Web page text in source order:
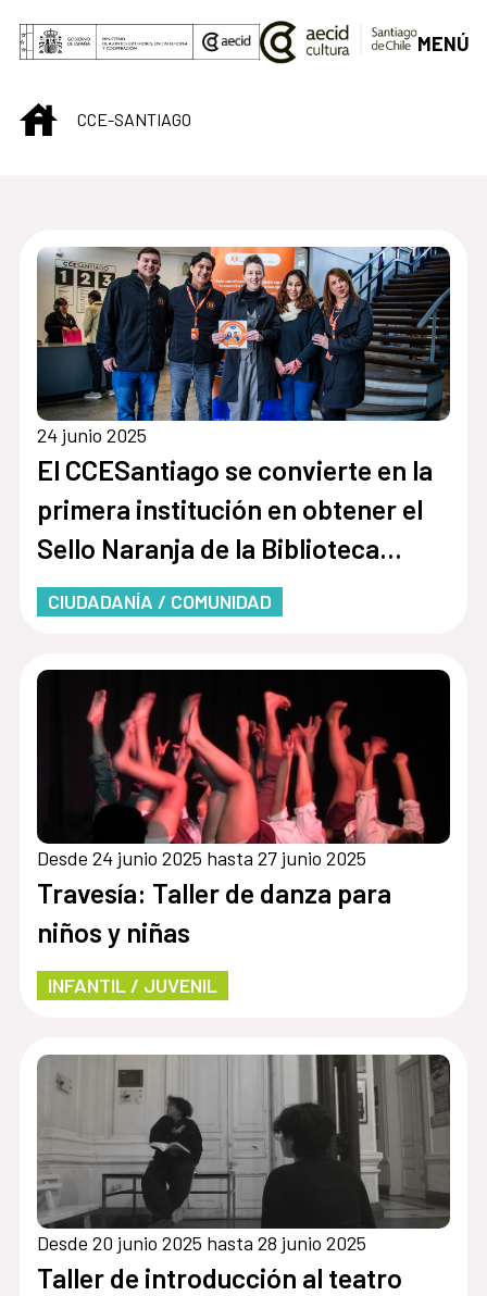
Saltar al contenido principal
MENÚ
INICIOCCE-SANTIAGO
24 junio 2025
El CCESantiago se convierte en la
primera institución en obtener el
Sello Naranja de la Biblioteca
Central para Ciegos
CIUDADANÍA / COMUNIDAD
Desde 24 junio 2025 hasta 27 junio 2025
Travesía: Taller de danza para
niños y niñas
INFANTIL / JUVENIL
Desde 20 junio 2025 hasta 28 junio 2025
Taller de introducción al teatro